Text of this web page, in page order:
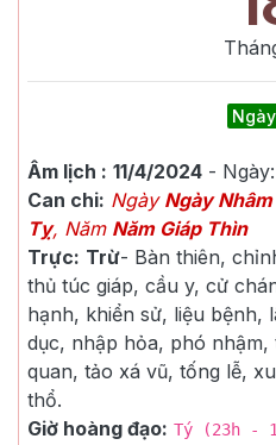
Âm lịch : 11/4/2024- Ngày:
Can chi: Ngày Ngày
Tỵ, Năm Năm Giáp Thìn
Trực: Trừ- Bàn thiên,
thủ túc giáp, cầu y, cử
hạnh, khiển sử, liệu bệnh,
dục, nhập hỏa, phó
quan, tảo xá vũ, tống lễ,
thổ.
Giờ hoàng đạo: Tý (23h -